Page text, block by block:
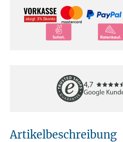
Artikelbeschreibung